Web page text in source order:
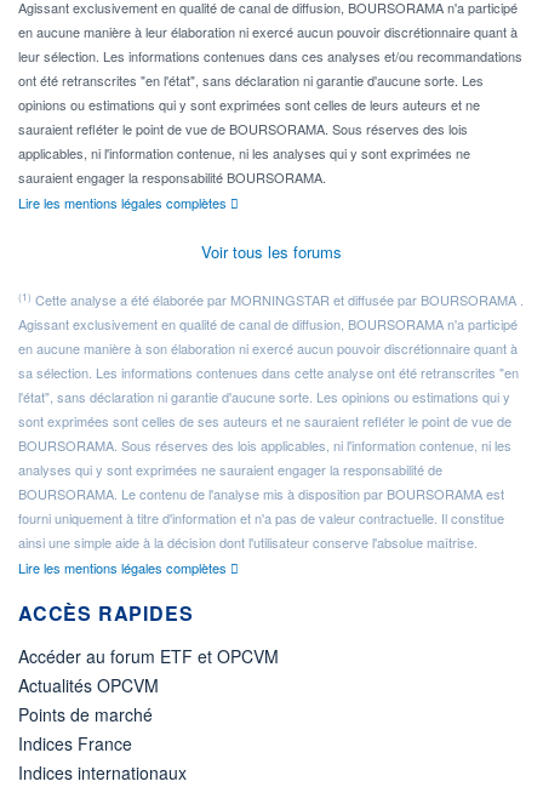
Agissant exclusivement en qualité de canal de diffusion, BOURSORAMA n'a participé
en aucune manière à leur élaboration ni exercé aucun pouvoir discrétionnaire quant à
leur sélection. Les informations contenues dans ces analyses et/ou recommandations
ont été retranscrites "en l'état", sans déclaration ni garantie d'aucune sorte. Les
opinions ou estimations qui y sont exprimées sont celles de leurs auteurs et ne
sauraient refléter le point de vue de BOURSORAMA. Sous réserves des lois
applicables, ni l'information contenue, ni les analyses qui y sont exprimées ne
sauraient engager la responsabilité BOURSORAMA.
Lire les mentions légales complètes
Voir tous les forums
(1) Cette analyse a été élaborée par MORNINGSTAR et diffusée par BOURSORAMA .
Agissant exclusivement en qualité de canal de diffusion, BOURSORAMA n'a participé
en aucune manière à son élaboration ni exercé aucun pouvoir discrétionnaire quant à
sa sélection. Les informations contenues dans cette analyse ont été retranscrites "en
l'état", sans déclaration ni garantie d'aucune sorte. Les opinions ou estimations qui y
sont exprimées sont celles de ses auteurs et ne sauraient refléter le point de vue de
BOURSORAMA. Sous réserves des lois applicables, ni l'information contenue, ni les
analyses qui y sont exprimées ne sauraient engager la responsabilité de
BOURSORAMA. Le contenu de l'analyse mis à disposition par BOURSORAMA est
fourni uniquement à titre d'information et n'a pas de valeur contractuelle. Il constitue
ainsi une simple aide à la décision dont l'utilisateur conserve l'absolue maîtrise.
Lire les mentions légales complètes
ACCÈS RAPIDES
Accéder au forum ETF et OPCVM
Actualités OPCVM
Points de marché
Indices France
Indices internationaux